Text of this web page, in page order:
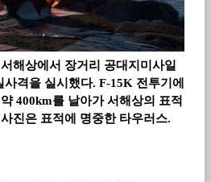
해상에서 장거리 공대지미사일
격을 실시했다. F-15K 전투기에
400km를 날아가 서해상의 표적
진은 표적에 명중한 타우러스.